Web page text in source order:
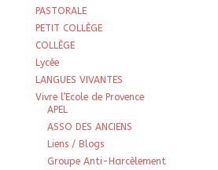
PASTORALE
PETIT COLLÈGE
COLLÈGE
Lycée
LANGUES VIVANTES
Vivre l’Ecole de Provence
APEL
ASSO DES ANCIENS
Liens / Blogs
Groupe Anti-Harcèlement